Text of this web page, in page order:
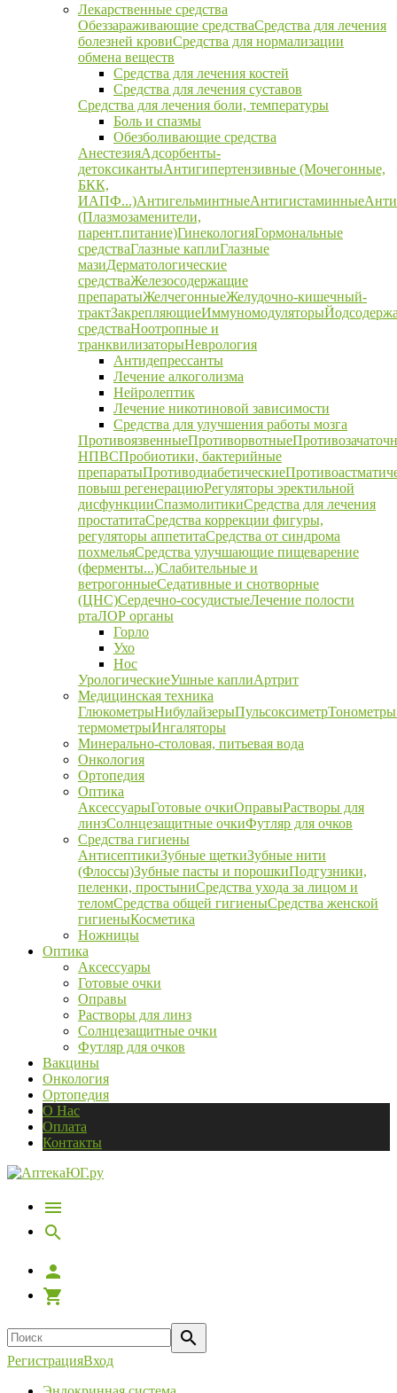
Лекарственные средства
Обеззараживающие средстваСредства для лечения
болезней кровиСредства для нормализации
обмена веществ
Средства для лечения костей
Средства для лечения суставов
Средства для лечения боли, температуры
Боль и спазмы
Обезболивающие средства
АнестезияАдсорбенты-
детоксикантыАнтигипертензивные (Мочегонные,
БКК,
ИАПФ...)АнтигельминтныеАнтигистаминные
(Плазмозаменители,
парент.питание)ГинекологияГормональные
средстваГлазные каплиГлазные
мазиДерматологические
средстваЖелезосодержащие
препаратыЖелчегонныеЖелудочно-кишечный-
трактЗакрепляющиеИммуномодуляторы
средстваНоотропные и
транквилизаторыНеврология
Антидепрессанты
Лечение алкоголизма
Нейролептик
Лечение никотиновой зависимости
Средства для улучшения работы мозга
ПротивоязвенныеПротиворвотные
НПВСПробиотики, бактерийные
препаратыПротиводиабетические
повыш регенерациюРегуляторы эректильной
дисфункцииСпазмолитикиСредства для лечения
простатитаСредства коррекции фигуры,
регуляторы аппетитаСредства от синдрома
похмельяСредства улучшающие пищеварение
(ферменты...)Слабительные и
ветрогонныеСедативные и снотворные
(ЦНС)Сердечно-сосудистыеЛечение полости
ртаЛОР органы
Горло
Ухо
Нос
УрологическиеУшные каплиАртрит
Медицинская техника
ГлюкометрыНибулайзерыПульсоксиметрТонометры
термометрыИнгаляторы
Минерально-столовая, питьевая вода
Онкология
Ортопедия
Оптика
АксессуарыГотовые очкиОправыРастворы для
линзСолнцезащитные очкиФутляр для очков
Средства гигиены
АнтисептикиЗубные щеткиЗубные нити
(Флоссы)Зубные пасты и порошкиПодгузники,
пеленки, простыниСредства ухода за лицом и
теломСредства общей гигиеныСредства женской
гигиеныКосметика
Ножницы
Оптика
Аксессуары
Готовые очки
Оправы
Растворы для линз
Солнцезащитные очки
Футляр для очков
Вакцины
Онкология
Ортопедия
О Нас
Оплата
Контакты
РегистрацияВход